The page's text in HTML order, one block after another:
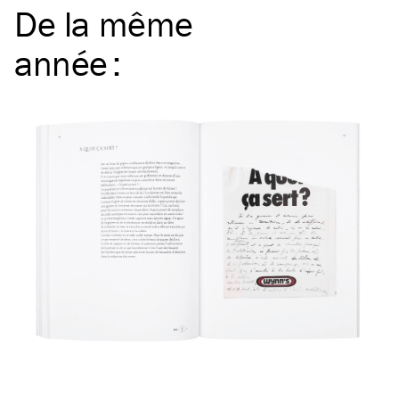
De la même
année: